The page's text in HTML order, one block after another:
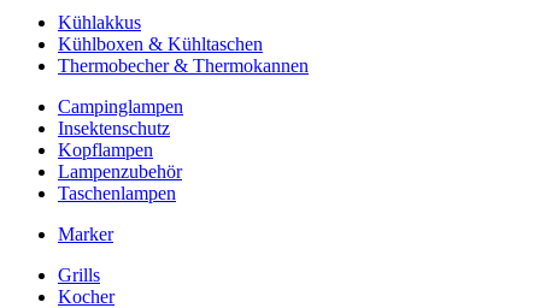
Kühlakkus
Kühlboxen & Kühltaschen
Thermobecher & Thermokannen
Campinglampen
Insektenschutz
Kopflampen
Lampenzubehör
Taschenlampen
Marker
Grills
Kocher